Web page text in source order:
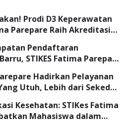
Prodi D3 Keperawatan
Parepare Raih Akreditasi
Pendaftaran
STIKES Fatima Parepare
Hadirkan Pelayanan
Utuh, Lebih dari Sekedar
Kesehatan: STIKes Fatima
Mahasiswa dalam